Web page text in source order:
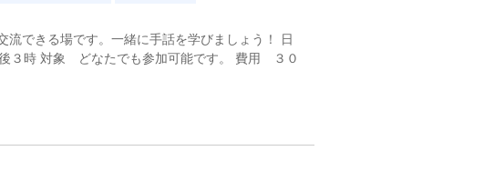
できる場です。一緒に手話を学びましょう！ 日
時 対象 どなたでも参加可能です。 費用 ３０